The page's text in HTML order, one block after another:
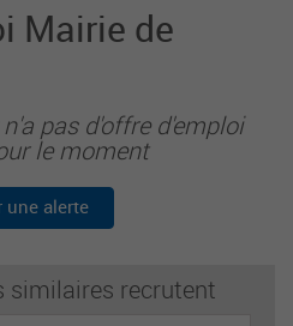
Mairie de
pas d'offre d'emploi
le moment
une alerte
similaires recrutent